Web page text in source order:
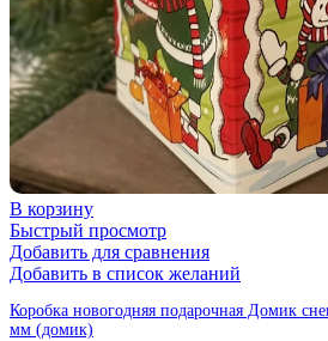
В корзину
Быстрый просмотр
Добавить для сравнения
Добавить в список желаний
Коробка новогодняя подарочная Домик
мм (домик)